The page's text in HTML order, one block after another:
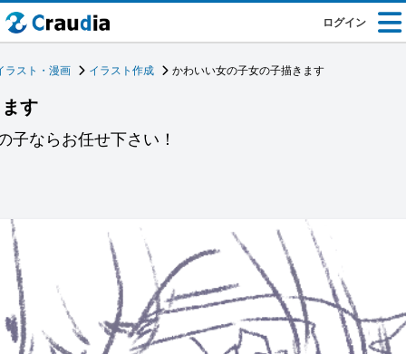
ログイン
ラスト・漫画 イラスト作成 かわいい女の子女の子描きます
す
子ならお任せ下さい！